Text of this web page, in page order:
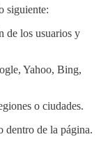
siguiente:
de los usuarios y
Yahoo, Bing,
o ciudades.
dentro de la página.